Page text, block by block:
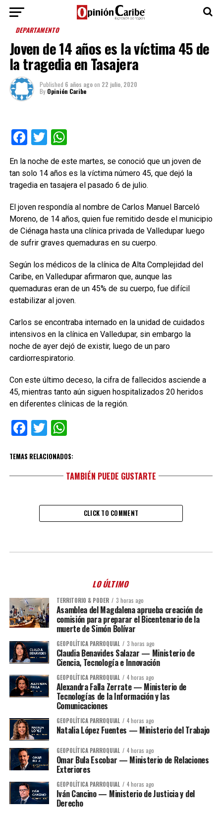
DEPARTAMENTO
Joven de 14 años es la víctima 45 de
la tragedia en Tasajera
Published 6 años agoon 22 julio, 2020
By Opinión Caribe
Facebook
TwitterWhatsApp
En la noche de este martes, se conoció que un joven de
tan solo 14 años es la víctima número 45, que dejó la
tragedia en tasajera el pasado 6 de julio.
El joven respondía al nombre de Carlos Manuel Barceló
Moreno, de 14 años, quien fue remitido desde el municipio
de Ciénaga hasta una clínica privada de Valledupar luego
de sufrir graves quemaduras en su cuerpo.
Según los médicos de la clínica de Alta Complejidad del
Caribe, en Valledupar afirmaron que, aunque las
quemaduras eran de un 45% de su cuerpo, fue difícil
estabilizar al joven.
Carlos se encontraba internado en la unidad de cuidados
intensivos en la clínica en Valledupar, sin embargo la
noche de ayer dejó de existir, luego de un paro
cardiorrespiratorio.
Con este último deceso, la cifra de fallecidos asciende a
45, mientras tanto aún siguen hospitalizados 20 heridos
en diferentes clínicas de la región.
Facebook
TwitterWhatsApp
TEMAS RELACIONADOS:
TAMBIÉN PUEDE GUSTARTE
CLICK TO COMMENT
LO ÚLTIMO
TERRITORIO & PODER 3 horas ago
Asamblea del Magdalena aprueba creación de
comisión para preparar el Bicentenario de la
muerte de Simón Bolívar
GEOPOLÍTICA PARROQUIAL 3 horas ago
Claudia Benavides Salazar — Ministerio de
Ciencia, Tecnología e Innovación
GEOPOLÍTICA PARROQUIAL 4 horas ago
Alexandra Falla Zerrate — Ministerio de
Tecnologías de la Información y las
Comunicaciones
GEOPOLÍTICA PARROQUIAL 4 horas ago
Natalia López Fuentes — Ministerio del Trabajo
GEOPOLÍTICA PARROQUIAL 4 horas ago
Omar Bula Escobar — Ministerio de Relaciones
Exteriores
GEOPOLÍTICA PARROQUIAL 4 horas ago
Iván Cancino — Ministerio de Justicia y del
Derecho